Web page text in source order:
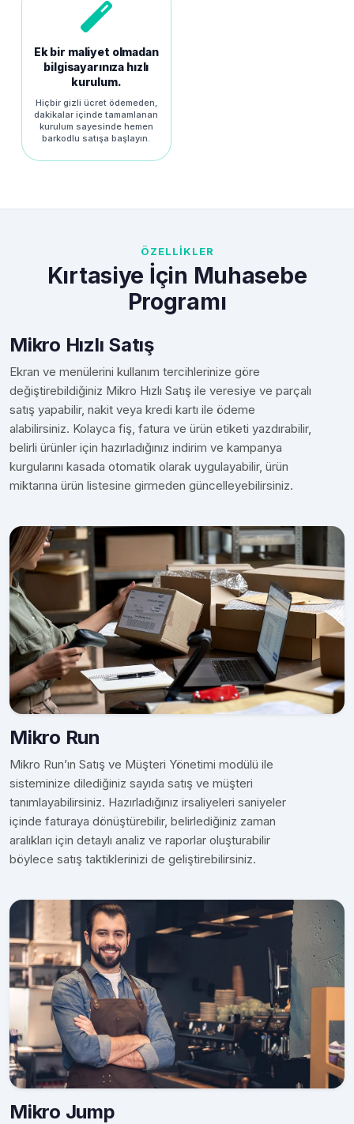
Ek bir maliyet olmadan
bilgisayarınıza hızlı
kurulum.
Hiçbir gizli ücret ödemeden,
dakikalar içinde tamamlanan
kurulum sayesinde hemen
barkodlu satışa başlayın.
ÖZELLİKLER
Kırtasiye İçin Muhasebe
Programı
Mikro Hızlı Satış
Ekran ve menülerini kullanım tercihlerinize göre
değiştirebildiğiniz Mikro Hızlı Satış ile veresiye ve parçalı
satış yapabilir, nakit veya kredi kartı ile ödeme
alabilirsiniz. Kolayca fiş, fatura ve ürün etiketi yazdırabilir,
belirli ürünler için hazırladığınız indirim ve kampanya
kurgularını kasada otomatik olarak uygulayabilir, ürün
miktarına ürün listesine girmeden güncelleyebilirsiniz.
Mikro Run
Mikro Run’ın Satış ve Müşteri Yönetimi modülü ile
sisteminize dilediğiniz sayıda satış ve müşteri
tanımlayabilirsiniz. Hazırladığınız irsaliyeleri saniyeler
içinde faturaya dönüştürebilir, belirlediğiniz zaman
aralıkları için detaylı analiz ve raporlar oluşturabilir
böylece satış taktiklerinizi de geliştirebilirsiniz.
Mikro Jump